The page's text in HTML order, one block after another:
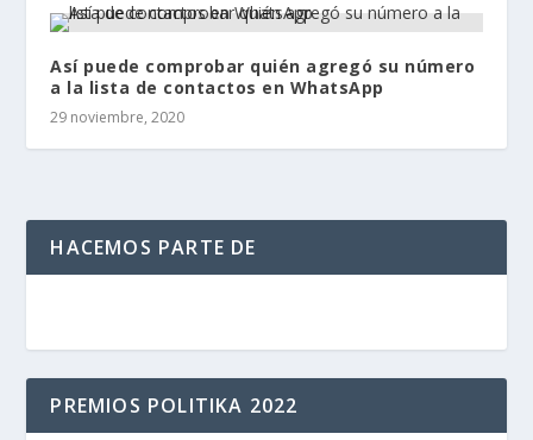
Así puede comprobar quién agregó su número
a la lista de contactos en WhatsApp
29 noviembre, 2020
HACEMOS PARTE DE
PREMIOS POLITIKA 2022